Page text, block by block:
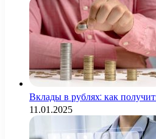
Вклады в рублях: как
11.01.2025